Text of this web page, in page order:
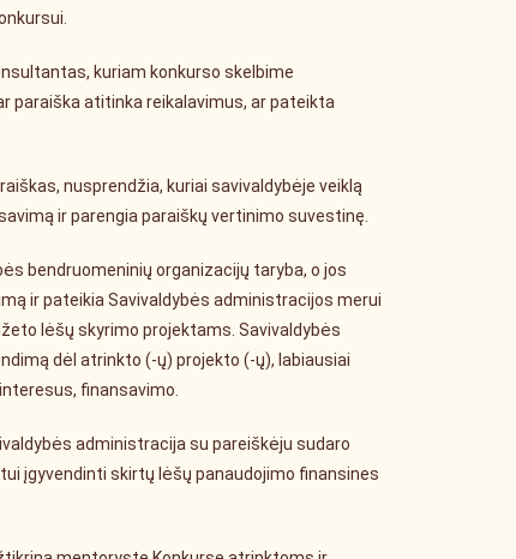
kuriam konkurso skelbime
paraiška atitinka reikalavimus, ar pateikta
nusprendžia, kuriai savivaldybėje veiklą
ir parengia paraiškų vertinimo suvestinę.
bendruomeninių organizacijų taryba, o jos
ir pateikia Savivaldybės administracijos merui
lėšų skyrimo projektams. Savivaldybės
dėl atrinkto (-ų) projekto (-ų), labiausiai
finansavimo.
administracija su pareiškėju sudaro
įgyvendinti skirtų lėšų panaudojimo finansines